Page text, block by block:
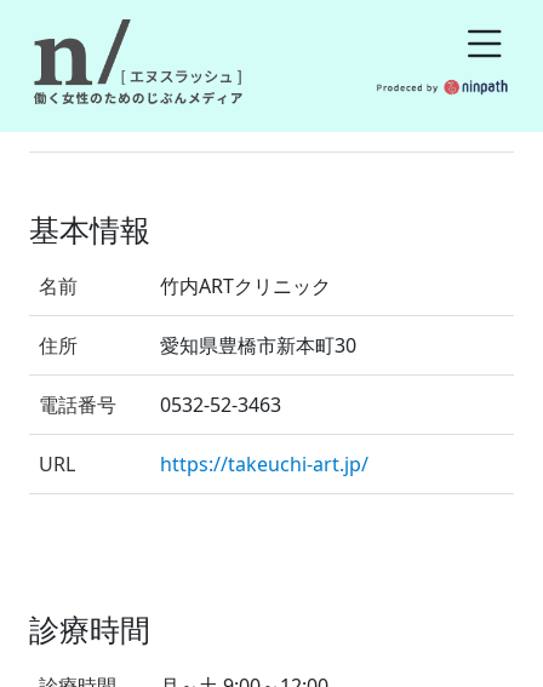
基本情報
名前 竹内ARTクリニック
住所 愛知県豊橋市新本町30
電話番号 0532-52-3463
URL https://takeuchi-art.jp/
診療時間